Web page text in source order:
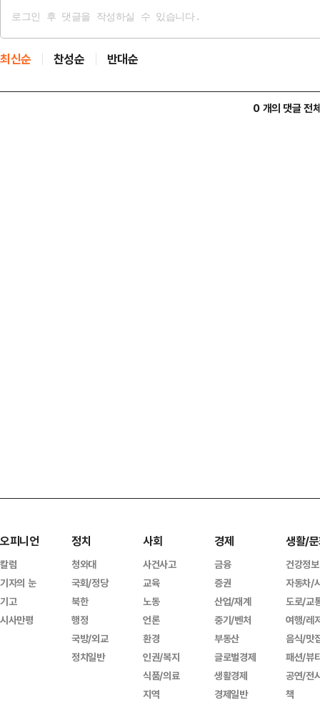
최신순 찬성순 반대순
0 개의 댓글 전
오피니언
칼럼
기자의 눈
기고
시사만평
정치
청와대
국회/정당
북한
행정
국방/외교
정치일반
사회
사건사고
교육
노동
언론
환경
인권/복지
식품/의료
지역
경제
금융
증권
산업/재계
중기/벤처
부동산
글로벌경제
생활경제
경제일반
생활/
건강정보
자동차/
도로/교
여행/레
음식/맛
패션/뷰
공연/전
책